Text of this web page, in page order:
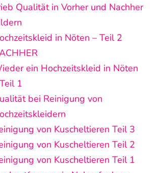
Qualität in Vorher und Nachher
in Nöten – Teil 2
ein Hochzeitskleid in Nöten
1
bei Reinigung von
von Kuscheltieren Teil 3
von Kuscheltieren Teil 2
von Kuscheltieren Teil 1